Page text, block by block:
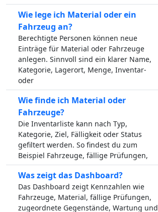
Wie lege ich Material oder ein
Fahrzeug an?
Berechtigte Personen können neue
Einträge für Material oder Fahrzeuge
anlegen. Sinnvoll sind ein klarer Name,
Kategorie, Lagerort, Menge, Inventar-
oder
Wie finde ich Material oder
Fahrzeuge?
Die Inventarliste kann nach Typ,
Kategorie, Ziel, Fälligkeit oder Status
gefiltert werden. So findest du zum
Beispiel Fahrzeuge, fällige Prüfungen,
Was zeigt das Dashboard?
Das Dashboard zeigt Kennzahlen wie
Fahrzeuge, Material, fällige Prüfungen,
zugeordnete Gegenstände, Wartung und